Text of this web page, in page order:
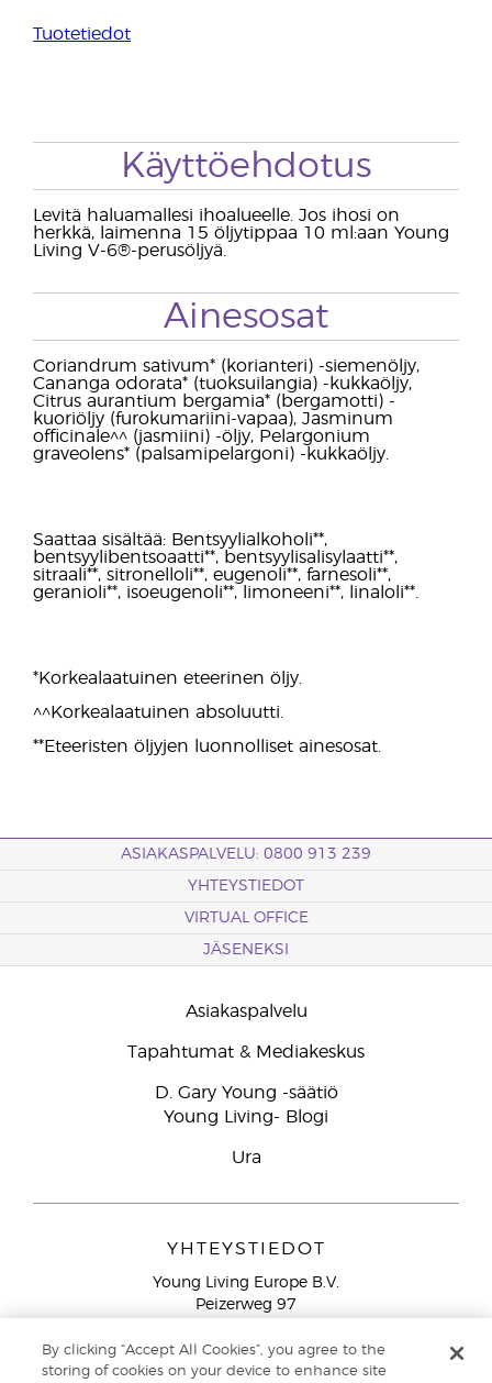
Tuotetiedot
Käyttöehdotus
Levitä haluamallesi ihoalueelle. Jos ihosi on
herkkä, laimenna 15 öljytippaa 10 ml:aan Young
Living V-6®-perusöljyä.
Ainesosat
Coriandrum sativum* (korianteri) -siemenöljy,
Cananga odorata* (tuoksuilangia) -kukkaöljy,
Citrus aurantium bergamia* (bergamotti) -
kuoriöljy (furokumariini-vapaa), Jasminum
officinale^^ (jasmiini) -öljy, Pelargonium
graveolens* (palsamipelargoni) -kukkaöljy.
Saattaa sisältää: Bentsyylialkoholi**,
bentsyylibentsoaatti**, bentsyylisalisylaatti**,
sitraali**, sitronelloli**, eugenoli**, farnesoli**,
geranioli**, isoeugenoli**, limoneeni**, linaloli**.
*Korkealaatuinen eteerinen öljy.
^^Korkealaatuinen absoluutti.
**Eteeristen öljyjen luonnolliset ainesosat.
ASIAKASPALVELU: 0800 913 239
YHTEYSTIEDOT
VIRTUAL OFFICE
JÄSENEKSI
Asiakaspalvelu
Tapahtumat & Mediakeskus
D. Gary Young -säätiö
Young Living- Blogi
Ura
YHTEYSTIEDOT
Young Living Europe B.V.
Peizerweg 97
Netherlands
By clicking “Accept All Cookies”, you agree to the
storing of cookies on your device to enhance site